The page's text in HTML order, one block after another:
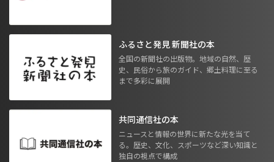
ふるさと発見 新聞社の本
全国の新聞社の出版物。地域の自然、歴
史、民俗から旅のガイド、郷土料理に至る
まで多彩に展開
共同通信社の本
ニュースと情報の世界に新たな光を当て
る。歴史、文化、スポーツなど深い知識と
独自の視点で構成